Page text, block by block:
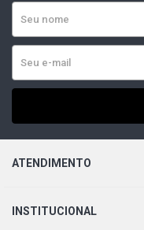
ATENDIMENTO
INSTITUCIONAL